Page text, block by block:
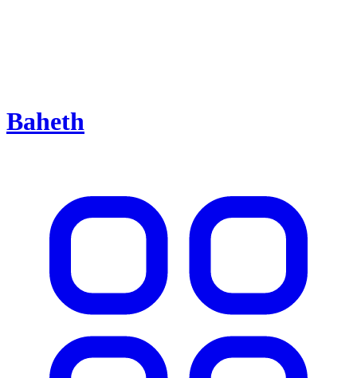
Baheth